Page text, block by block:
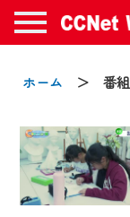
ホーム ＞ 番組
2024/09/02
動画配信サ
年9月24日